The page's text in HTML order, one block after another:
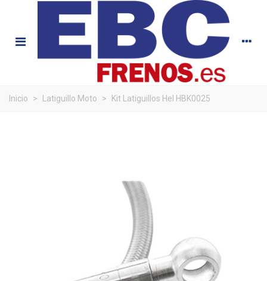
Inicio > Latiguillo Moto > Kit Latiguillos Hel HBK0025